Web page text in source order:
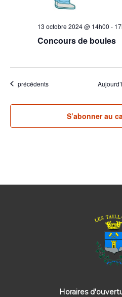
13 octobre 2024 @ 14h00 -
Concours de boules
Évènements
précédents
S’abonner au
Horaires